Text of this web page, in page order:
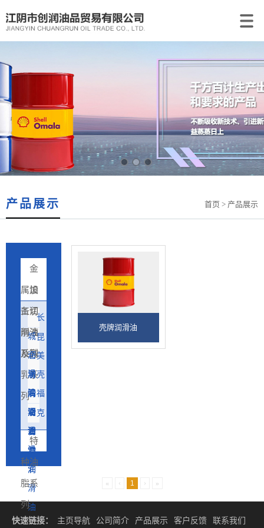
产品展示 首页 > 产品展示
金
属加
工切
削液
及微
乳系
列
设
备润
滑油
系列
长
城
润
滑
油
昆
仑
润
滑
油
美
孚
润
滑
油
壳
牌
润
滑
油
福
斯
润
滑
油
克
鲁
勃
润
滑
油
特
种油
脂系
列
壳牌润滑油
« ‹ 1 › »
快速链接： 主页导航 公司简介 产品展示 客户反馈 联系我们